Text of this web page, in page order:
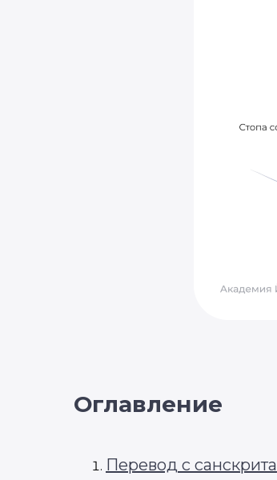
Оглавление
Перевод с санскрита